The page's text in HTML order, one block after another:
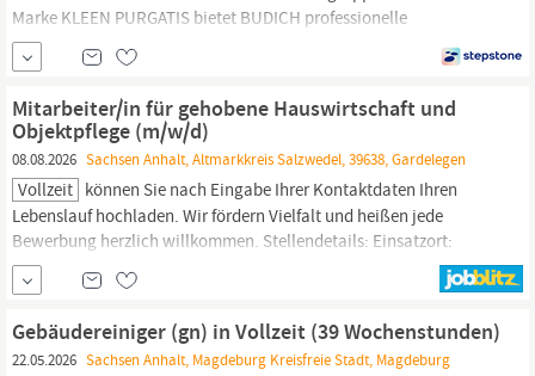
Marke KLEEN PURGATIS bietet BUDICH professionelle
Reinigungs- und Hygieneprodukte für Krankenhäuser,
Pflegeeinrichtungen, Hotellerie, Gastronomie, Kantinen und
Gebäudereiniger
Unternehmen Spezialreiniger für internationale Haushalts- und
Mitarbeiter/in für gehobene Hauswirtschaft und
Objektpflege (m/w/d)
08.08.2026 Sachsen Anhalt, Altmarkkreis Salzwedel, 39638, Gardelegen
Vollzeit können Sie nach Eingabe Ihrer Kontaktdaten Ihren
Lebenslauf hochladen. Wir fördern Vielfalt und heißen jede
Bewerbung herzlich willkommen. Stellendetails: Einsatzort:
39638 Gardelegen
Sonstige Branchen Beruf:
Gebäudereinigerin
Gebäudereiniger (gn) in Vollzeit (39 Wochenstunden)
22.05.2026 Sachsen Anhalt, Magdeburg Kreisfreie Stadt, Magdeburg